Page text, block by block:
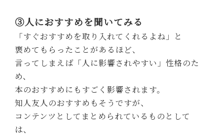
③人におすすめを聞いてみる
「すぐおすすめを取り入れてくれるよね」と
褒めてもらったことがあるほど、
言ってしまえば「人に影響されやすい」性格のた
め、
本のおすすめにもすごく影響されます。
知人友人のおすすめもそうですが、
コンテンツとしてまとめられているものとして
は、